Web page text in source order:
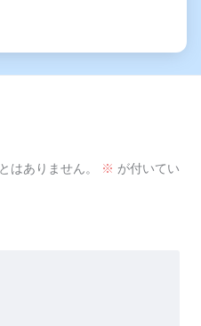
はありません。 ※ が付いてい